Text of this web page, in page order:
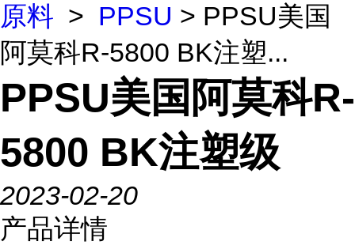
原料 > PPSU > PPSU美国
阿莫科R-5800 BK注塑...
PPSU美国阿莫科R-
5800 BK注塑级
2023-02-20
产品详情